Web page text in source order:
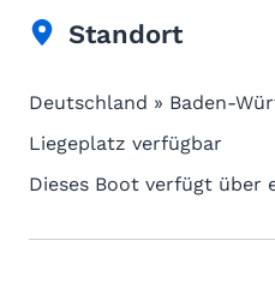
Standort
Deutschland » Baden-
Liegeplatz verfügbar
Dieses Boot verfügt über